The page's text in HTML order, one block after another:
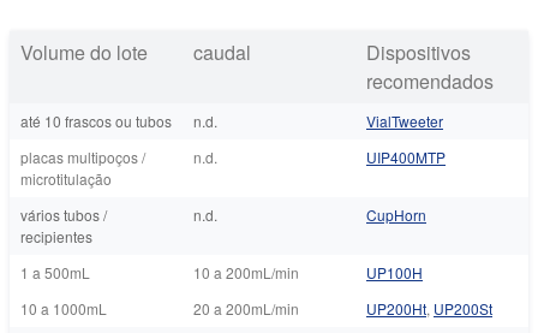
Volume do lote caudal
Dispositivos
recomendados
até 10 frascos ou tubos n.d.
VialTweeter
placas multipoços /
microtitulação
n.d. UIP400MTP
vários tubos /
recipientes
n.d. CupHorn
1 a 500mL 10 a 200mL/min
UP100H
10 a 1000mL
20 a 200mL/min UP200Ht, UP200St